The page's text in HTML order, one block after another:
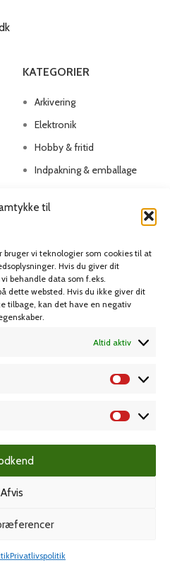
til
bruger vi teknologier som cookies til at
Hvis du giver dit
behandle data som f.eks.
dette websted. Hvis du ikke giver dit
tilbage, kan det have en negativ
Altid aktiv
Afvis
Privatlivspolitik
KATEGORIER
Arkivering
Elektronik
Hobby & fritid
Indpakning & emballage
Papirvarer
Spil & lotteri
KUNDESERVICE
forlag